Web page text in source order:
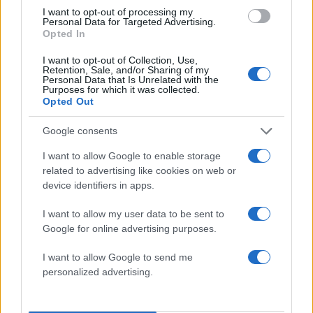
I want to opt-out of processing my
Personal Data for Targeted Advertising.
Opted In
I want to opt-out of Collection, Use,
Retention, Sale, and/or Sharing of my
Personal Data that Is Unrelated with the
Purposes for which it was collected.
Opted Out
Google consents
I want to allow Google to enable storage
related to advertising like cookies on web or
device identifiers in apps.
I want to allow my user data to be sent to
Google for online advertising purposes.
I want to allow Google to send me
personalized advertising.
εξωτερικό».
τα συνταξιοδοτικά ταμεία αποτελούν επίσης
πιθανή πηγή επιχειρηματικών κεφαλαίων και
χρηματοδότησης ιδιωτικών κεφαλαίων.
Ωστόσο, το συνολικό μικρό τους μέγεθος
περιορίζει την ικανότητά τους να οδηγούν τις
διασυνοριακές επενδύσεις και τα επιχειρηματικά
κεφάλαια της ΕΕ ή επενδύσεις ιδιωτικών
κεφαλαίων, που είναι ζωτικής σημασίας για την
καινοτομία, την ανταγωνιστικότητα και την
ΕΕ. Είναι ενδιαφέρον ότι τα συνταξιοδοτικά
ταμεία της ΕΕ τείνουν να επενδύουν